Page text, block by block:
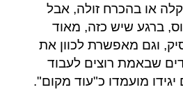
או בהכרח זולה, אבל
ברגע שיש כזה, מאוד
וגם מאפשרת לכוון את
שבאמת רוצים לעבוד
מועמדו כ"עוד מקום".